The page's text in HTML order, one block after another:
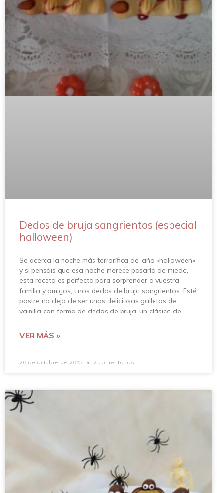
Dedos de bruja sangrientos (especial
halloween)
Se acerca la noche más terrorífica del año «halloween»
y si pensáis que esa noche merece pasarla de miedo,
esta receta es perfecta para sorprender a vuestra
familia y amigos, unos dedos de bruja sangrientos. Esté
postre no deja de ser unas deliciosas galletas de
vainilla con forma de dedos de bruja, un clásico de
VER MÁS »
20 de octubre de 2023 2 comentarios